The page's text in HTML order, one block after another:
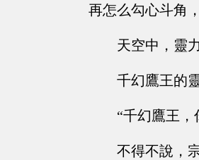
再怎么勾心斗角
天空中，靈
千幻鷹王的
“千幻鷹王
不得不說，